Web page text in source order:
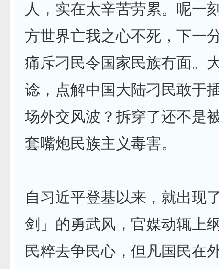
人，实在太辛苦劳累。呢一
方世界亡我之心不死，下一
痛斥刁民令国家民族冇面。
谂，点解中国大陆刁民敢于
场外交风波？拆穿了还不是
套嘴炮民族主义毒害。
自习近平登基以来，就出现
剑」的勇武风，官媒动辄上
民粹去争民心，但凡国民在